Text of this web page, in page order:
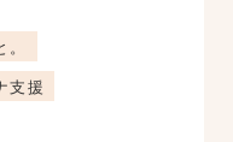
支援